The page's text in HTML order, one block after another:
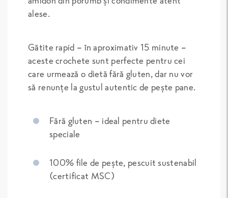
alese.
Gătite rapid – în aproximativ 15 minute –
aceste crochete sunt perfecte pentru cei
care urmează o dietă fără gluten, dar nu vor
să renunțe la gustul autentic de pește pane.
Fără gluten – ideal pentru diete
speciale
100% file de pește, pescuit sustenabil
(certificat MSC)